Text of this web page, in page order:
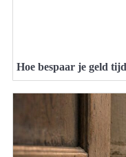
Hoe bespaar je geld